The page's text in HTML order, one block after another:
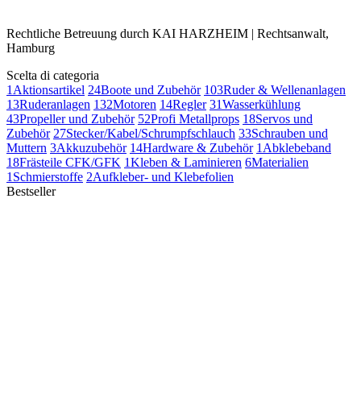
Rechtliche Betreuung durch KAI HARZHEIM | Rechtsanwalt,
Hamburg
Scelta di categoria
1 Aktionsartikel 24Boote und Zubehör 103Ruder & Wellenanlagen
13Ruderanlagen 132Motoren 14Regler 31Wasserkühlung
43Propeller und Zubehör 52Profi Metallprops 18Servos und
Zubehör 27Stecker/Kabel/Schrumpfschlauch 33Schrauben und
Muttern 3Akkuzubehör 14Hardware & Zubehör 1 Abklebeband
18Frästeile CFK/GFK 1Kleben & Laminieren 6Materialien
1 Schmierstoffe 2Aufkleber- und Klebefolien
Bestseller